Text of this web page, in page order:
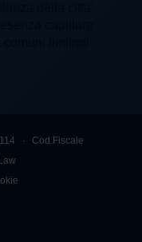
∙ Cod.Fiscale